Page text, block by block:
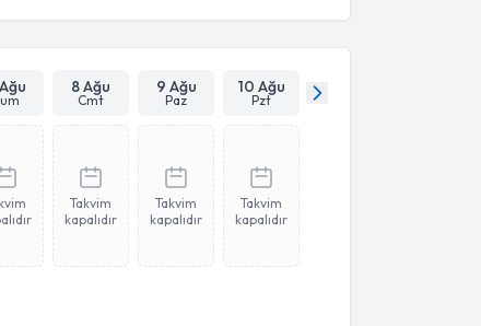
8 Ağu
Cmt
9 Ağu
Paz
10 Ağu
Pzt
Takvim
kapalıdır
Takvim
kapalıdır
Takvim
kapalıdır